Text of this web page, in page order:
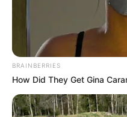
Mosquito
dengue.
Sorotipo 3 liga alerta para
PublicadonoJASB em06.
BRAINBERRIES
How Did They Get Gina